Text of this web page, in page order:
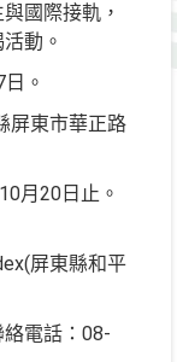
國際接軌，
動。
。
屏東市華正路
月20日止。
屏東縣和平
電話：08-